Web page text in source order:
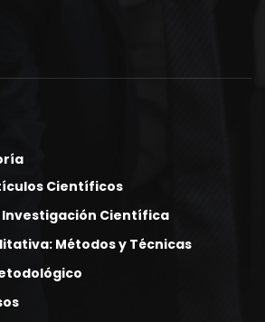
Científicos
Científica
Métodos y Técnicas